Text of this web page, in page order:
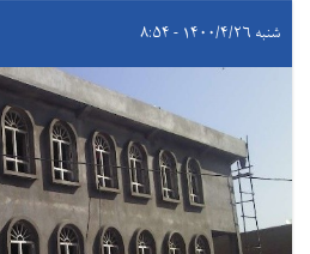
شنبه ۱۴۰۰/۴/۲۶ - ۸:۵۴